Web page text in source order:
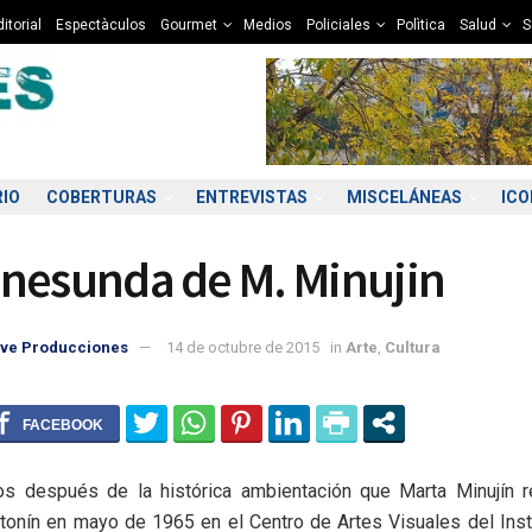
Espectàculos Gourmet Medios Policiales Polìtica Salud
COBERTURAS ENTREVISTAS MISCELÁNEAS
de M. Minujin
Producciones 14 de octubre de 2015 in Arte Cultura
después de la histórica ambientación que Marta Minujín
en mayo de 1965 en el Centro de Artes Visuales del
11:00
11°C
12:00
11°C
13:00
12°C
14:00
12°C
15:00
12°C 13°C